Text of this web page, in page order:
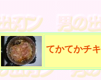
てかてかチ